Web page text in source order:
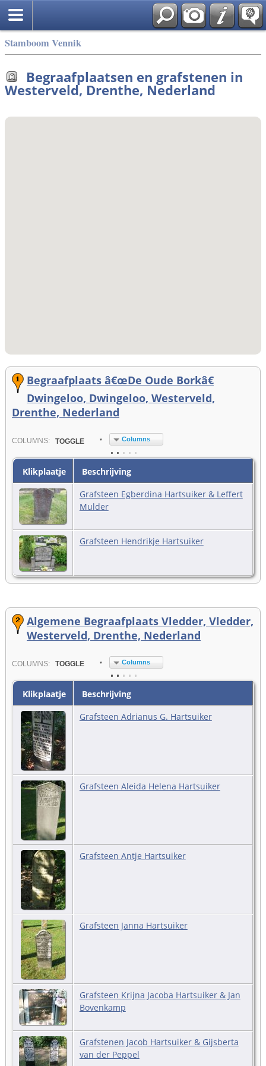
Stamboom Vennik
Begraafplaatsen en grafstenen in
Westerveld, Drenthe, Nederland
Begraafplaats â€œDe Oude Borkâ€
Dwingeloo, Dwingeloo, Westerveld,
Drenthe, Nederland
COLUMN S: TOGGLE Columns
Klikplaatje
Beschrijving
Grafsteen Egberdina Hartsuiker & Leffert
Mulder
Grafsteen Hendrikje Hartsuiker
Algemene Begraafplaats Vledder, Vledder,
Westerveld, Drenthe, Nederland
COLUMN S: TOGGLE Columns
Klikplaatje
Beschrijving
Grafsteen Adrianus G. Hartsuiker
Grafsteen Aleida Helena Hartsuiker
Grafsteen Antje Hartsuiker
Grafsteen Janna Hartsuiker
Grafsteen Krijna Jacoba Hartsuiker & Jan
Bovenkamp
Grafstenen Jacob Hartsuiker & Gijsberta
van der Peppel